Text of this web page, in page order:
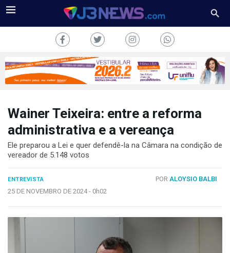
TV
FALE
CONOSCO
Wainer Teixeira: entre a reforma
administrativa e a vereança
Ele preparou a Lei e quer defendê-la na Câmara na condição de
vereador de 5.148 votos
ENTREVISTA POR ALOYSIO BALBI
25 DE NOVEMBRO DE 2024 - 0h02